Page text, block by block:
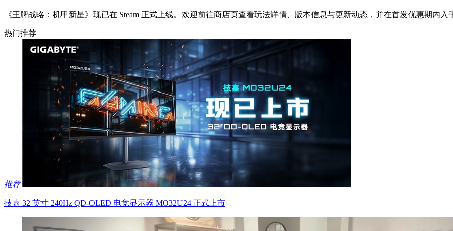
《王牌战略：机甲新星》现已在 Steam 正式上线。欢迎前往商店页查看玩法详情、版本信息与更新动态，并在首发优惠期内入
热门推荐
推荐
技嘉 32 英寸 240Hz QD-OLED 电竞显示器 MO32U24 正式上市